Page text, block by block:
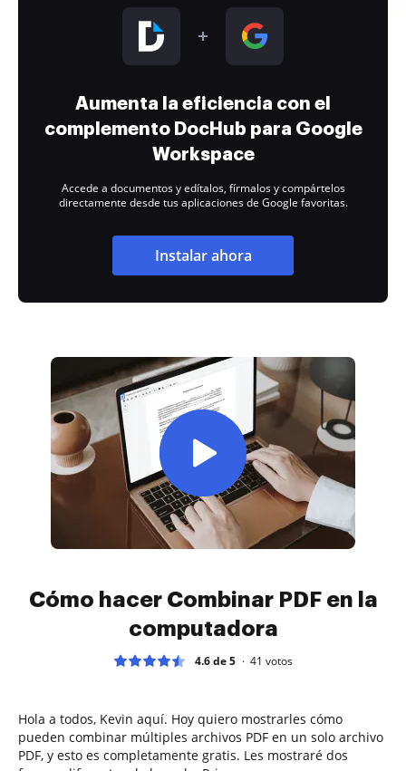
Aumenta la eficiencia con el
complemento DocHub para Google
Workspace
Accede a documentos y edítalos, fírmalos y compártelos
directamente desde tus aplicaciones de Google favoritas.
Instalar ahora
Cómo hacer Combinar PDF en la
computadora
4.6 de 5 41 votos
Hola a todos, Kevin aquí. Hoy quiero mostrarles cómo
pueden combinar múltiples archivos PDF en un solo archivo
PDF, y esto es completamente gratis. Les mostraré dos